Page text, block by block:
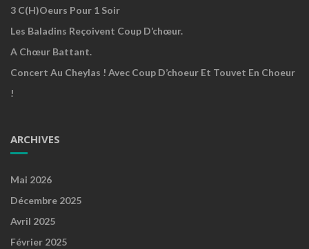
3 C(h)oeurs Pour 1 Soir
Les Baladins Reçoivent Coup D’chœur.
A Chœur Battant.
Concert Au Cheylas ! Avec Coup D’choeur Et Touvet En Choeur
!
ARCHIVES
Mai 2026
Décembre 2025
Avril 2025
Février 2025